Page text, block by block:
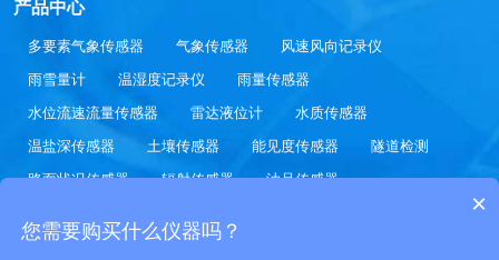
产品中心
多要素气象传感器 气象传感器
风速风向记录仪
雨雪量计
温湿度记录仪
雨量传感器
水位流速流量传感器
雷达液位计
水质传感器
温盐深传感器
土壤传感器 能见度传感器
隧道检测
路面状况传感器
辐射传感器 油品传感器
山东风途物联网科技有限公司提供多要素气象传感器
×
您需要购买什么仪器吗？